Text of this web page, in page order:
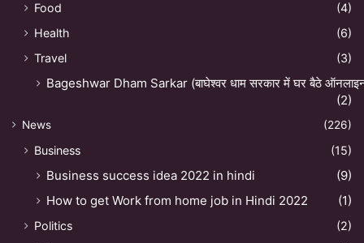
Food
(4)
Health
(6)
Travel
(3)
Bageshwar Dham Sarkar (बाघेश्वर धाम सरकार में घर बैठे
(2)
News (226)
Business (15)
Business success idea 2022 in hindi
(9)
How to get Work from home job in Hindi 2022
(1)
Politics
(2)